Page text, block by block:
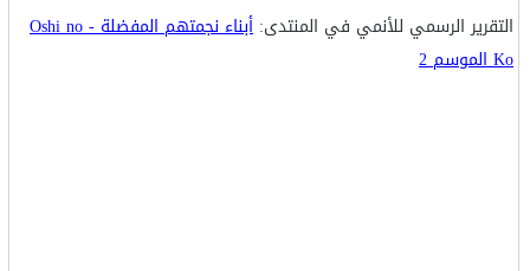
التقرير الرسمي للأنمي في المنتدى:
أبناء نجمتهم المفضلة - Oshi no
Ko الموسم 2